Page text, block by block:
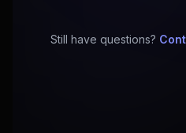
Still have questions?